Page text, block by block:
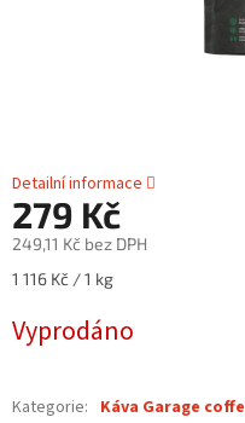
Detailní informace
279 Kč
249,11 Kč bez DPH
Měrná
1 116 Kč / 1 kg
Vyprodáno
Kategorie: Káva Garage coffe